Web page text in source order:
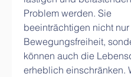
Problem werden. Sie
beeinträchtigen nicht
Bewegungsfreiheit,
können auch die
erheblich einschränken.